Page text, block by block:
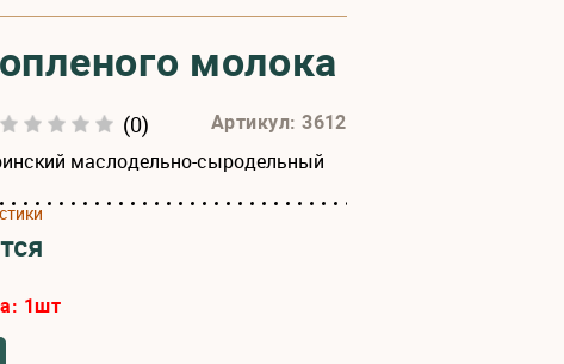
молока
(0) Артикул: 3612
маслодельно-сыродельный
1шт